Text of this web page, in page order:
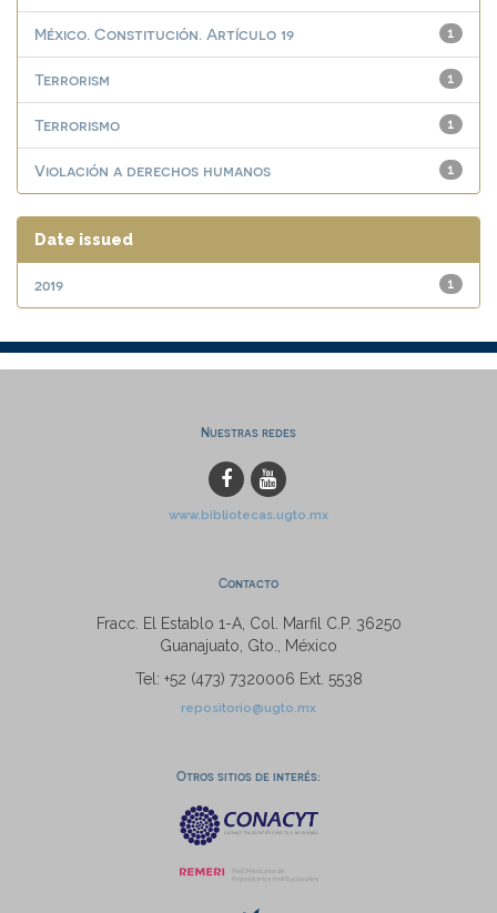
1
México. Constitución. Artículo 19
1
Terrorism
1
Terrorismo
1
Violación a derechos humanos
Date issued
1
2019
Nuestras redes
www.bibliotecas.ugto.mx
Contacto
Fracc. El Establo 1-A, Col. Marfil C.P. 36250
Guanajuato, Gto., México
Tel: +52 (473) 7320006 Ext. 5538
repositorio@ugto.mx
Otros sitios de interés: